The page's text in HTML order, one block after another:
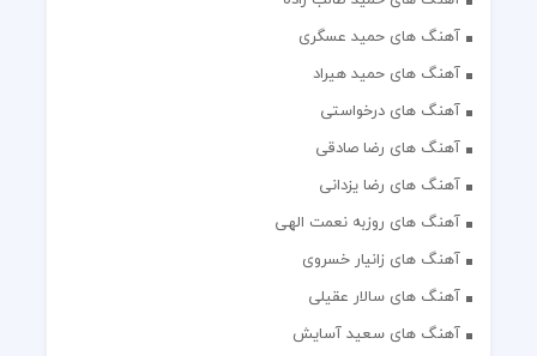
آهنگ های حمید عسگری
آهنگ های حمید هیراد
آهنگ های درخواستی
آهنگ های رضا صادقی
آهنگ های رضا یزدانی
آهنگ های روزبه نعمت الهی
آهنگ های زانیار خسروی
آهنگ های سالار عقیلی
آهنگ های سعید آسایش